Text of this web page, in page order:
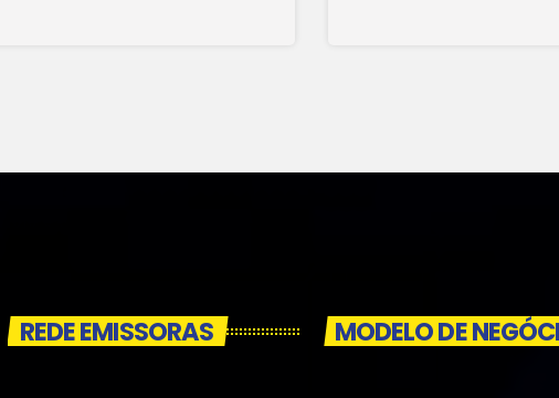
REDE EMISSORAS MODELO DE